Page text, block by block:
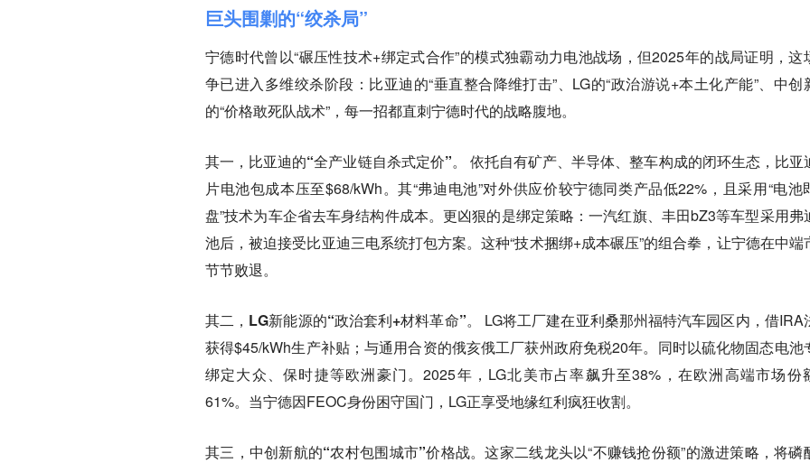
巨头围剿的“绞杀局”
宁德时代曾以“碾压性技术+绑定式合作”的模式独霸动力电池战场，但2025年的战局证明，这
争已进入多维绞杀阶段：比亚迪的“垂直整合降维打击”、LG的“政治游说+本土化产能”、中创
的“价格敢死队战术”，每一招都直刺宁德时代的战略腹地。
其一，比亚迪的“全产业链自杀式定价”。 依托自有矿产、半导体、整车构成的闭环生态，比亚
片电池包成本压至$68/kWh。其“弗迪电池”对外供应价较宁德同类产品低22%，且采用“电池
盘”技术为车企省去车身结构件成本。更凶狠的是绑定策略：一汽红旗、丰田bZ3等车型采用弗
池后，被迫接受比亚迪三电系统打包方案。这种“技术捆绑+成本碾压”的组合拳，让宁德在中端
节节败退。
其二，LG新能源的“政治套利+材料革命”。 LG将工厂建在亚利桑那州福特汽车园区内，借IRA
获得$45/kWh生产补贴；与通用合资的俄亥俄工厂获州政府免税20年。同时以硫化物固态电池
绑定大众、保时捷等欧洲豪门。2025年，LG北美市占率飙升至38%，在欧洲高端市场份
61%。当宁德因FEOC身份困守国门，LG正享受地缘红利疯狂收割。
其三，中创新航的“农村包围城市”价格战。这家二线龙头以“不赚钱抢份额”的激进策略，将磷